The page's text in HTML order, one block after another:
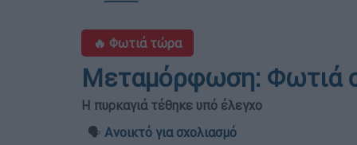
🔥 Φωτιά τώρα
Μεταμόρφωση: Φωτιά
Η πυρκαγιά τέθηκε υπό έλεγχο
🗣️ Ανοικτό για σχολιασμό